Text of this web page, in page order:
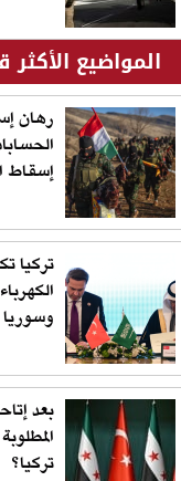
المواضيع الأكثر
رهان
إسقاط
تركيا
وسوريا
بعد
تركيا؟